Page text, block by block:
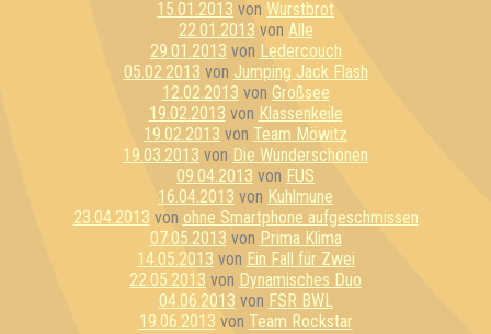
15.01.2013 von Wurstbrot
22.01.2013 von Alle
29.01.2013 von Ledercouch
05.02.2013 von Jumping Jack Flash
12.02.2013 von Großsee
19.02.2013 von Klassenkeile
19.02.2013 von Team Möwitz
19.03.2013 von Die Wunderschönen
09.04.2013 von FUS
16.04.2013 von Kuhlmune
23.04.2013 von ohne Smartphone aufgeschmissen
07.05.2013 von Prima Klima
14.05.2013 von Ein Fall für Zwei
22.05.2013 von Dynamisches Duo
04.06.2013 von FSR BWL
19.06.2013 von Team Rockstar